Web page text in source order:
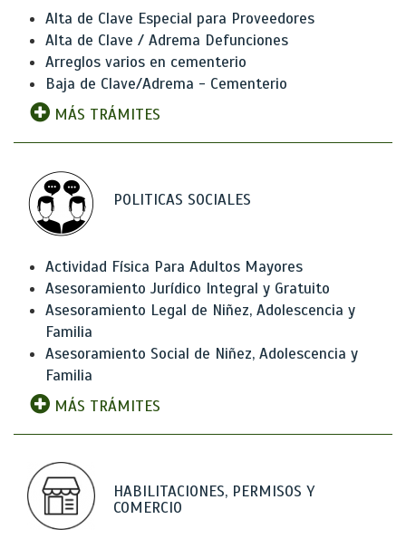
Alta de Clave Especial para Proveedores
Alta de Clave / Adrema Defunciones
Arreglos varios en cementerio
Baja de Clave/Adrema - Cementerio
MÁS TRÁMITES
POLITICAS SOCIALES
Actividad Física Para Adultos Mayores
Asesoramiento Jurídico Integral y Gratuito
Asesoramiento Legal de Niñez, Adolescencia y
Familia
Asesoramiento Social de Niñez, Adolescencia y
Familia
MÁS TRÁMITES
HABILITACIONES, PERMISOS Y
COMERCIO